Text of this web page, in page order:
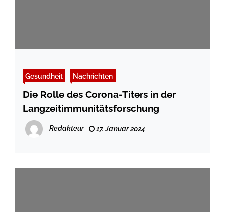
Gesundheit Nachrichten
Die Rolle des Corona-Titers in der
Langzeitimmunitätsforschung
Redakteur 17. Januar 2024